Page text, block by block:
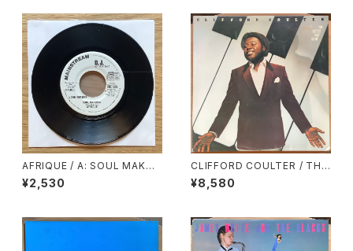
AFRIQUE / A: SOUL MAKOS
SA (LONG VERSION) / B: S
OUL MAKOSSA (SHORT VE
¥2,530
CLIFFORD COULTER / THE
BETTER PART OF ME
¥8,580